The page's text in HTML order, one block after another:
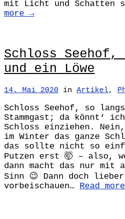
mit Licht und Schatten
more →
Schloss
und ein Löwe
14. Mai 2020 in Artikel,
Schloss Seehof, so
Stammgast; da könnt‘
Schloss einziehen.
im Winter das ganze
das sollte nicht so
Putzen erst 🤯 – also,
dann macht das nur mit
Sinn 😉 Dann doch
vorbeischauen… Read